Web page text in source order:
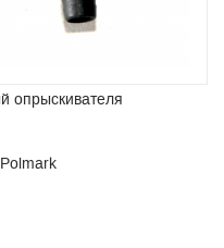
опрыскивателя
Polmark